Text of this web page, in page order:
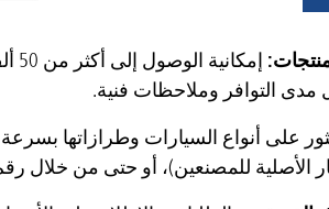
التوافر وملاحظات فنية.